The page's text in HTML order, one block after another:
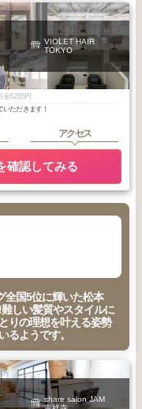
VIOLET HAIR
TOKYO
金8265円
ただきます！
アクセス
確認してみる
全国5位に輝いた松本
しい髪質やスタイルに
りの理想を叶える姿勢
るようです。
share salon JAM